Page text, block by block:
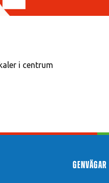
i centrum
Genvägar